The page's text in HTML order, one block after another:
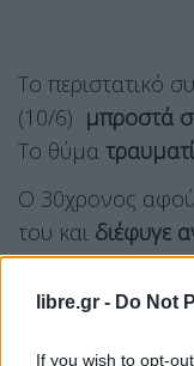
libre.gr - Do Not
If you wish to opt-
Το περιστατικό
(10/6) μπροστά
Το θύμα
Ο 30χρονος
του και διέφυγε